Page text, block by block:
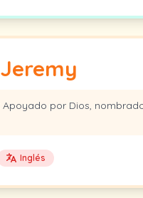
Jeremy
Apoyado por Dios,
Inglés